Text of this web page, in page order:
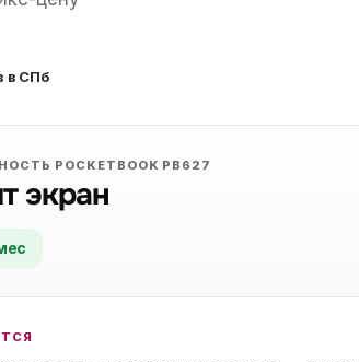
завеса
в СПб
POCKETBOOK PB627
экран